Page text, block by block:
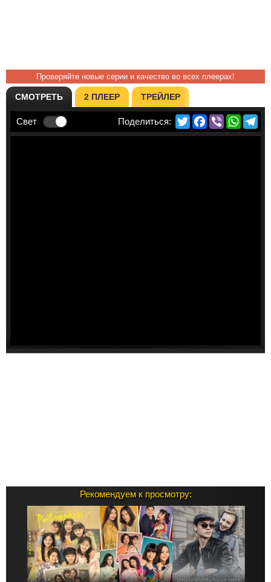
Проверяйте новые серии и качество во всех плеерах!
СМОТРЕТЬ 2 ПЛЕЕР ТРЕЙЛЕР
Свет TwitterFacebook
Viber
Рекомендуем к просмотру: